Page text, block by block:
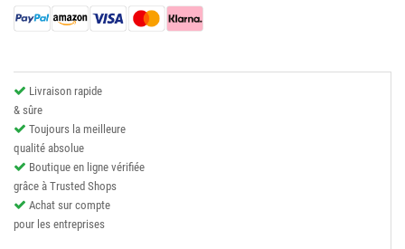
Livraison rapide
& sûre
Toujours la meilleure
qualité absolue
Boutique en ligne vérifiée
grâce à Trusted Shops
Achat sur compte
pour les entreprises